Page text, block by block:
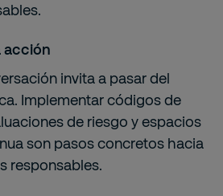
acción
invita a pasar del
Implementar códigos de
de riesgo y espacios
son pasos concretos hacia
responsables.